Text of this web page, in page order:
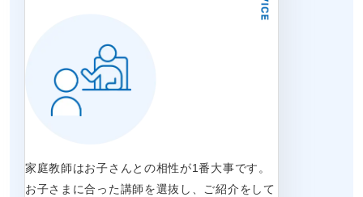
家庭教師はお子さんとの相性が1番大事です。
お子さまに合った講師を選抜し、ご紹介をして